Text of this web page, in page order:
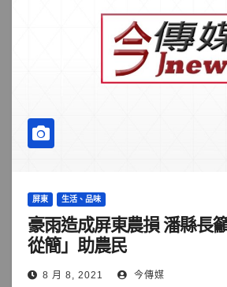
屏東 生活、品味
豪雨造成屏東農損 潘縣長
從簡」助農民
8 月 8, 2021 今傳媒